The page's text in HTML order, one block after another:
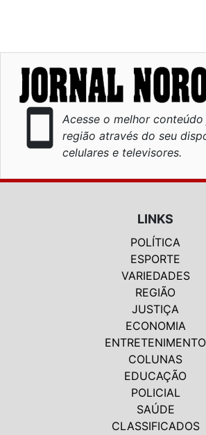
smartphone
Acesse o melhor
região através do seu
celulares e televisores.
LINKS
POLÍTICA
ESPORTE
VARIEDADES
REGIÃO
JUSTIÇA
ECONOMIA
ENTRETENIMENTO
COLUNAS
EDUCAÇÃO
POLICIAL
SAÚDE
CLASSIFICADOS